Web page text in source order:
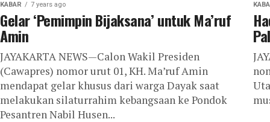
KABAR 7 years ago
Gelar ‘Pemimpin Bijaksana’ untuk Ma’ruf
Amin
JAYAKARTA NEWS—Calon Wakil Presiden
(Cawapres) nomor urut 01, KH. Ma’ruf Amin
mendapat gelar khusus dari warga Dayak saat
melakukan silaturrahim kebangsaan ke Pondok
Pesantren Nabil Husen...